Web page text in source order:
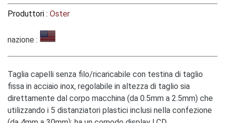
Produttori : Oster
nazione :
Taglia capelli senza filo/ricaricabile con testina di taglio
fissa in acciaio inox, regolabile in altezza di taglio sia
direttamente dal corpo macchina (da 0.5mm a 2.5mm) che
utilizzando i 5 distanziatori plastici inclusi nella confezione